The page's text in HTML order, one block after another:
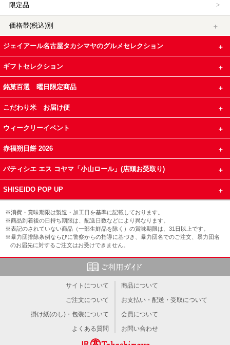
限定品
価格帯(税込)別
ジェイアール名古屋タカシマヤのグルメセレクション
ギフトセレクション
銘菓百選 曜日限定商品
こだわり米 お届け便
ウィークリーイベント
赤福朔日餅 2026
パティシエ エス コヤマ「小山ロール」(店頭お受取り)
SHISEIDO POP UP
※消費・賞味期限は製造・加工日を基準に記載しております。
※商品到着後の日持ち期限は、配送日数などにより異なります。
※表記のされていない商品（一部生鮮品を除く）の賞味期限は、31日以上です。
※暴力団排除条例ならびに警察からの指導に基づき、暴力団名でのご注文、暴力団名
のお届先に対するご注文はお受けできません。
サイトについて
商品について
ご注文について
お支払い・配送・受取について
掛け紙(のし)・包装について
会員について
よくある質問
お問い合わせ